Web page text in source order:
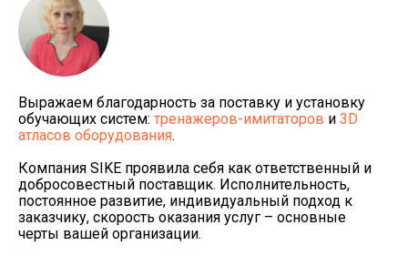
Выражаем благодарность за поставку и установку
обучающих систем: тренажеров-имитаторов и 3D
атласов оборудования.
Компания SIKE проявила себя как ответственный и
добросовестный поставщик. Исполнительность,
постоянное развитие, индивидуальный подход к
заказчику, скорость оказания услуг – основные
черты вашей организации.